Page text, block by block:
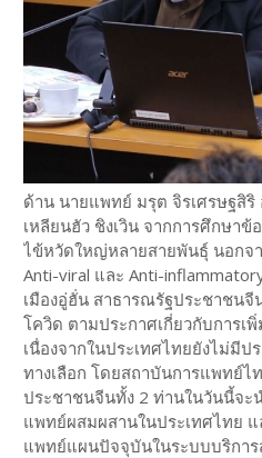
ด้าน นายแพทย์ มรุต จิรเศรษฐสิ
เหลียนฮัว ชิงเวิน จากการศึกษา
ไข้หวัดใหญ่หลายสายพันธุ์ นอกจา
Anti-viral และ Anti-
เมืองอู่ฮั่น สาธารณรัฐประชาชนจี
โควิด ตามประกาศเกี่ยวกับการเ
เนื่องจากในประเทศไทยยังไม่มี
ทางเลือก โดยสถาบันการแพทย์
ประชาชนจีนทั้ง 2 ท่านในวันนี้จะ
แพทย์ผสมผสานในประเทศไทย
แพทย์แผนปัจจุบันในระบบบริกา